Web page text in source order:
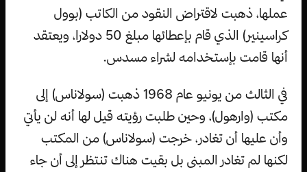
عملها، ذهبت لاقتراض النقود من الكاتب (بوول
كراسينير) الذي قام بإعطائها مبلغ 50 دولارا، ويعتقد
أنها قامت بإستخدامه لشراء مسدس.
في الثالث من يونيو عام 1968 ذهبت (سولاناس) إلى
مكتب (وارهول)، وحين طلبت رؤيته قيل لها أنه لن يأتي
وأن عليها أن تغادر، خرجت (سولاناس) من المكتب
لكنها لم تغادر المبنى بل بقيت هناك تنتظر إلى أن جاء